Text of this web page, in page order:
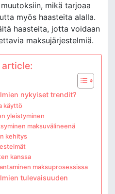
mikä tarjoaa
myös haasteita alalla.
haasteita, jotta voidaan
maksujärjestelmiä.
article:
nykyiset trendit?
käyttö
yleistyminen
maksuvälineenä
kehitys
kanssa
maksuprosessissa
tulevaisuuden